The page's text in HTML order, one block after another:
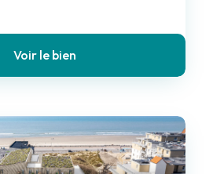
Voir le bien